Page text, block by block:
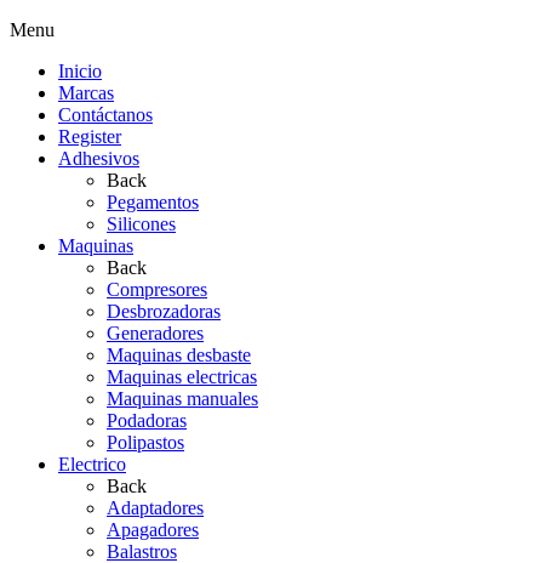
Menu
Inicio
Marcas
Contáctanos
Register
Adhesivos
Back
Pegamentos
Silicones
Maquinas
Back
Compresores
Desbrozadoras
Generadores
Maquinas desbaste
Maquinas electricas
Maquinas manuales
Podadoras
Polipastos
Electrico
Back
Adaptadores
Apagadores
Balastros